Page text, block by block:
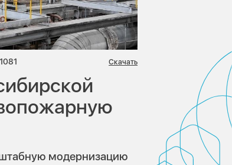
Просмотров:
1081 Скачать
модернизацию